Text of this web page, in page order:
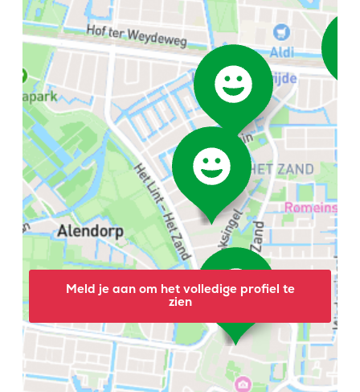
Meld je aan om het volledige profiel te
zien